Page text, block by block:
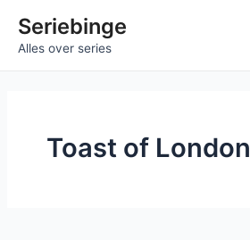
naarSeriebinge
Alles over series
Toast of London